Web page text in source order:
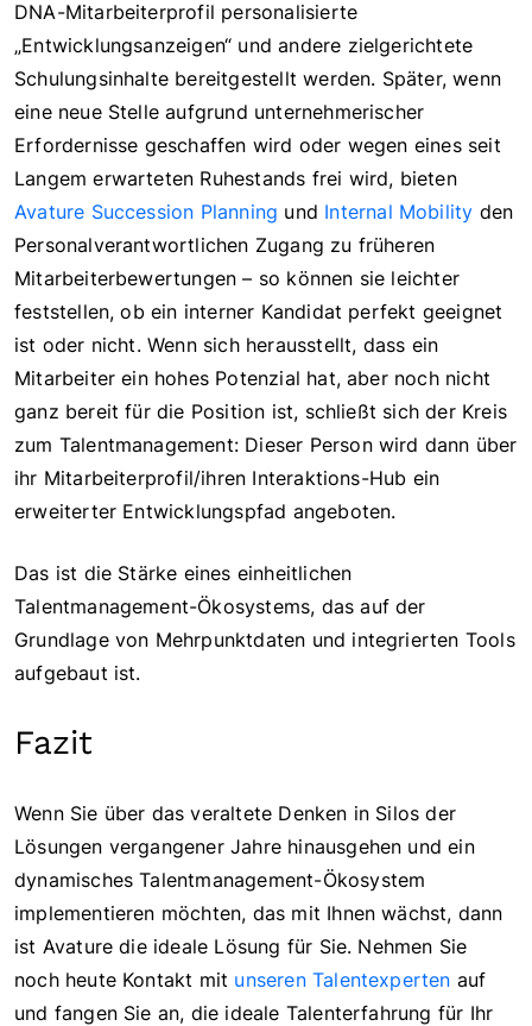
DNA-Mitarbeiterprofil personalisierte
„Entwicklungsanzeigen“ und andere zielgerichtete
Schulungsinhalte bereitgestellt werden. Später, wenn
eine neue Stelle aufgrund unternehmerischer
Erfordernisse geschaffen wird oder wegen eines seit
Langem erwarteten Ruhestands frei wird, bieten
Avature Succession Planning und Internal Mobility den
Personalverantwortlichen Zugang zu früheren
Mitarbeiterbewertungen – so können sie leichter
feststellen, ob ein interner Kandidat perfekt geeignet
ist oder nicht. Wenn sich herausstellt, dass ein
Mitarbeiter ein hohes Potenzial hat, aber noch nicht
ganz bereit für die Position ist, schließt sich der Kreis
zum Talentmanagement: Dieser Person wird dann über
ihr Mitarbeiterprofil/ihren Interaktions-Hub ein
erweiterter Entwicklungspfad angeboten.
Das ist die Stärke eines einheitlichen
Talentmanagement-Ökosystems, das auf der
Grundlage von Mehrpunktdaten und integrierten Tools
aufgebaut ist.
Fazit
Wenn Sie über das veraltete Denken in Silos der
Lösungen vergangener Jahre hinausgehen und ein
dynamisches Talentmanagement-Ökosystem
implementieren möchten, das mit Ihnen wächst, dann
ist Avature die ideale Lösung für Sie. Nehmen Sie
noch heute Kontakt mit unseren Talentexperten auf
und fangen Sie an, die ideale Talenterfahrung für Ihr